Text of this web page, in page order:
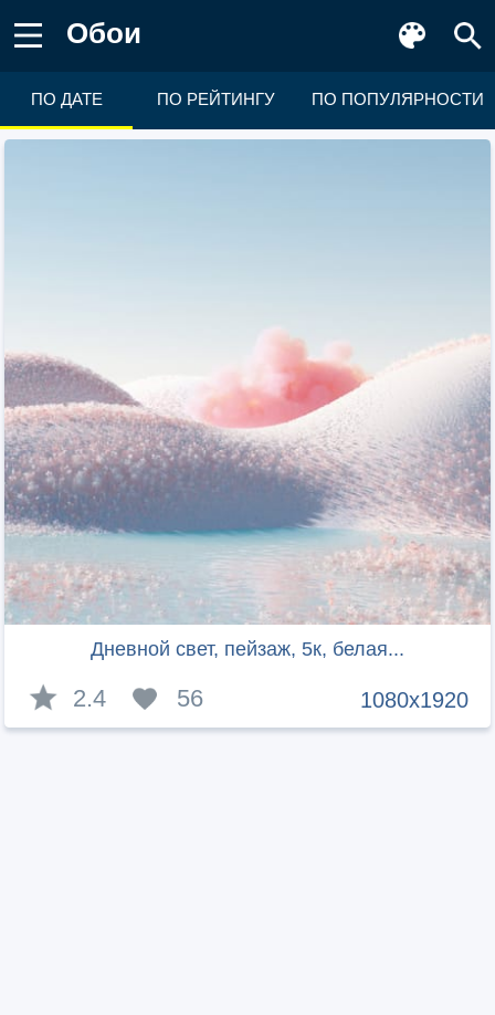
Обои
ПО ДАТЕ ПО РЕЙТИНГУ ПО ПОПУЛЯРНОСТИ
Дневной свет, пейзаж, 5к, белая...
1080x1920
2.4 56